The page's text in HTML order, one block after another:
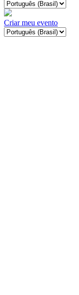
Criar meu evento